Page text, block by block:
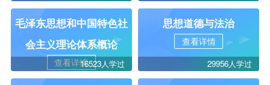
毛泽东思想和中国特色社
会主义理论体系概论
查看详情16523人学过
思想道德与法治
查看详情
29956人学过